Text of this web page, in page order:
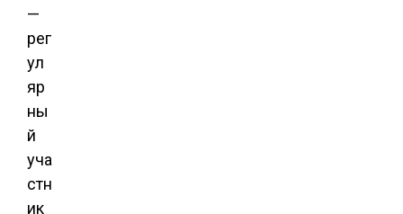
—
рег
ул
яр
ны
й
уча
стн
ик